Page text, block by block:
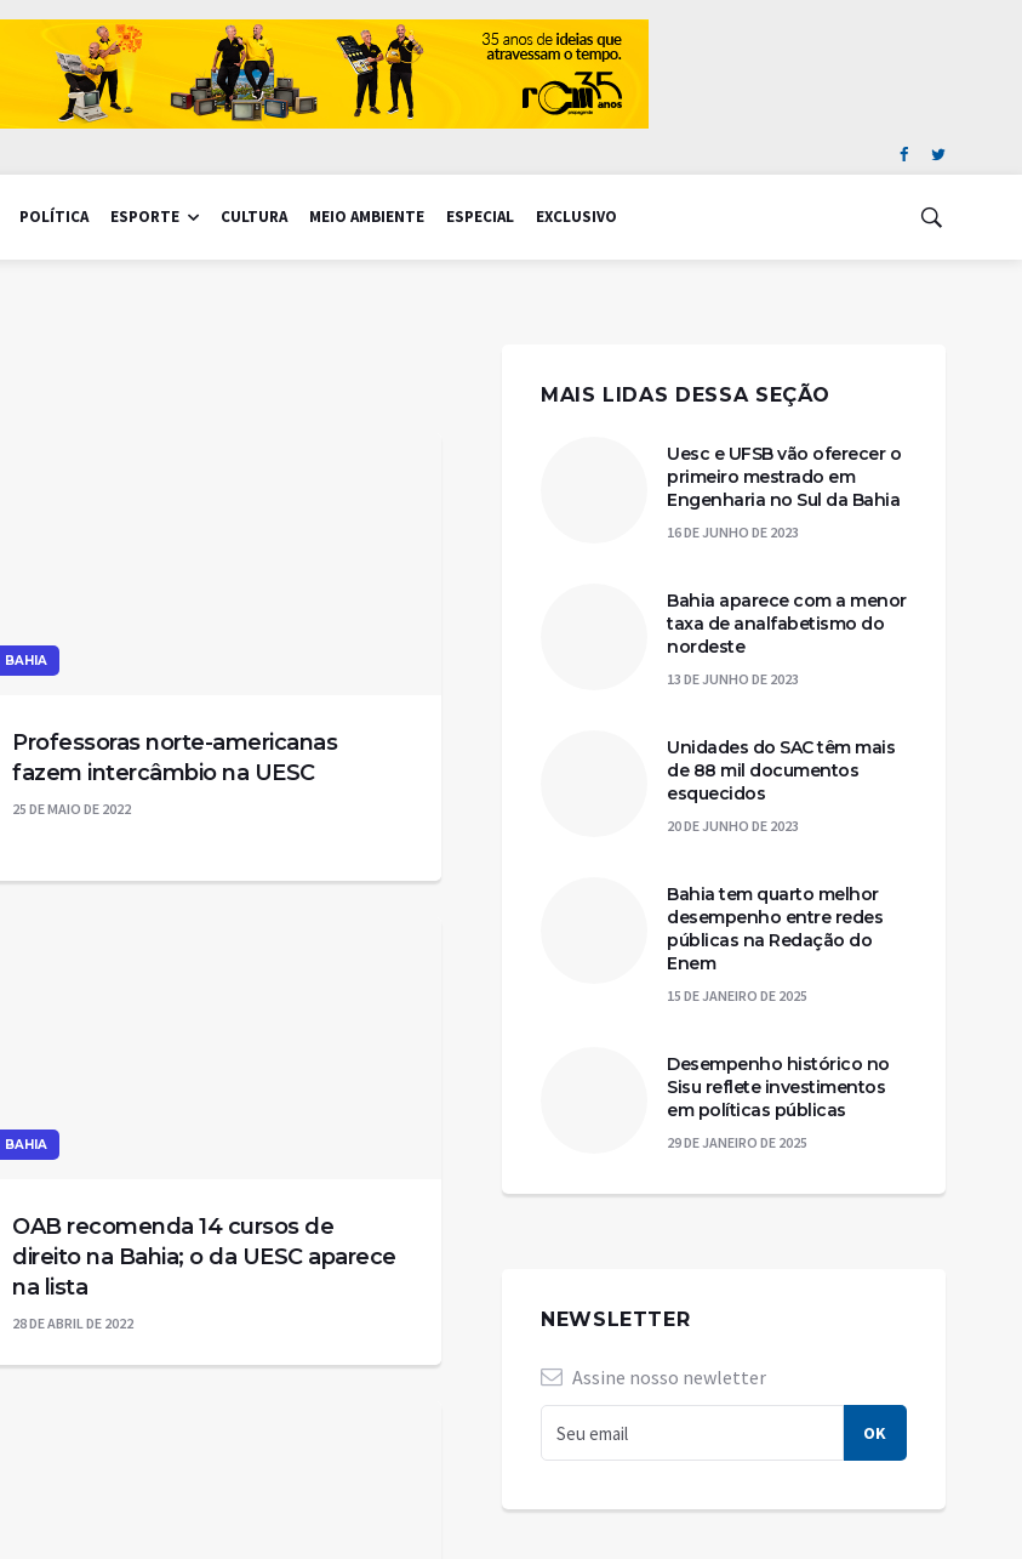
POLÍTICA ESPORTE CULTURA MEIO AMBIENTE ESPECIAL EXCLUSIVO
BAHIA
Professoras norte-americanas
fazem intercâmbio na UESC
25 DE MAIO DE 2022
BAHIA
OAB recomenda 14 cursos de
direito na Bahia; o da UESC aparece
na lista
28 DE ABRIL DE 2022
MAIS LIDAS DESSA SEÇÃO
Uesc e UFSB vão oferecer o
primeiro mestrado em
Engenharia no Sul da Bahia
16 DE JUNHO DE 2023
Bahia aparece com a menor
taxa de analfabetismo do
nordeste
13 DE JUNHO DE 2023
Unidades do SAC têm mais
de 88 mil documentos
esquecidos
20 DE JUNHO DE 2023
Bahia tem quarto melhor
desempenho entre redes
públicas na Redação do
Enem
15 DE JANEIRO DE 2025
Desempenho histórico no
Sisu reflete investimentos
em políticas públicas
29 DE JANEIRO DE 2025
NEWSLETTER
Assine nosso newletter